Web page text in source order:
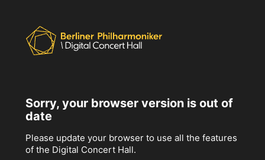
Sorry, your browser version is out of
date
Please update your browser to use all the features
of the Digital Concert Hall.